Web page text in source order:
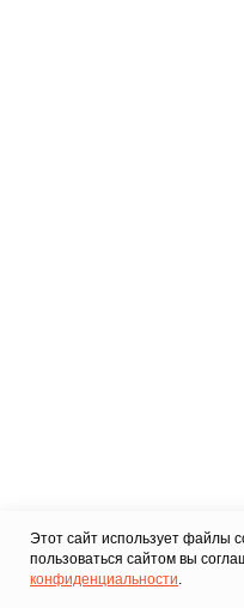
Этот сайт использует файлы
пользоваться сайтом вы
конфиденциальности.